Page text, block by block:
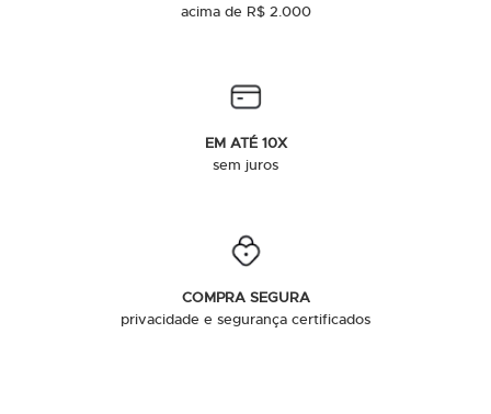
acima de R$ 2.000
EM ATÉ 10X
sem juros
COMPRA SEGURA
privacidade e segurança certificados